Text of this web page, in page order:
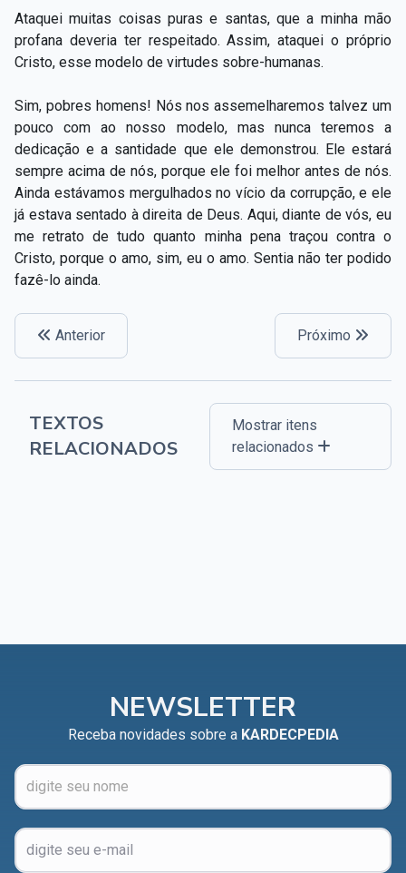
Ataquei muitas coisas puras e santas, que a minha mão
profana deveria ter respeitado. Assim, ataquei o próprio
Cristo, esse modelo de virtudes sobre-humanas.
Sim, pobres homens! Nós nos assemelharemos talvez um
pouco com ao nosso modelo, mas nunca teremos a
dedicação e a santidade que ele demonstrou. Ele estará
sempre acima de nós, porque ele foi melhor antes de nós.
Ainda estávamos mergulhados no vício da corrupção, e ele
já estava sentado à direita de Deus. Aqui, diante de vós, eu
me retrato de tudo quanto minha pena traçou contra o
Cristo, porque o amo, sim, eu o amo. Sentia não ter podido
fazê-lo ainda.
Anterior Próximo
TEXTOS
RELACIONADOS
Mostrar itens
relacionados
NEWSLETTER
Receba novidades sobre a KARDECPEDIA